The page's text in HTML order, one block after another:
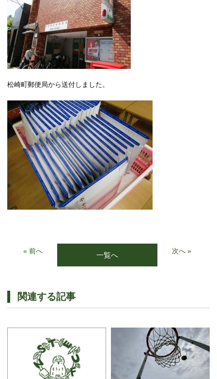
松崎町郵便局から送付しました。
« 前へ 一覧へ 次へ »
関連する記事